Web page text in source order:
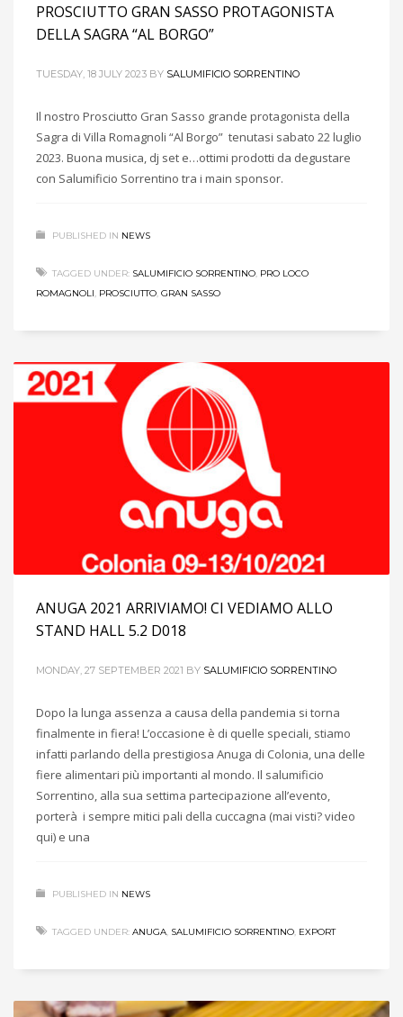
PROSCIUTTO GRAN SASSO PROTAGONISTA
DELLA SAGRA “AL BORGO”
TUESDAY, 18 JULY 2023 BY SALUMIFICIO SORRENTINO
Il nostro Prosciutto Gran Sasso grande protagonista della
Sagra di Villa Romagnoli “Al Borgo” tenutasi sabato 22 luglio
2023. Buona musica, dj set e…ottimi prodotti da degustare
con Salumificio Sorrentino tra i main sponsor.
PUBLISHED IN NEWS
TAGGED UNDER: SALUMIFICIO SORRENTINO, PRO LOCO
ROMAGNOLI, PROSCIUTTO, GRAN SASSO
ANUGA 2021 ARRIVIAMO! CI VEDIAMO ALLO
STAND HALL 5.2 D018
MONDAY, 27 SEPTEMBER 2021 BY SALUMIFICIO SORRENTINO
Dopo la lunga assenza a causa della pandemia si torna
finalmente in fiera! L’occasione è di quelle speciali, stiamo
infatti parlando della prestigiosa Anuga di Colonia, una delle
fiere alimentari più importanti al mondo. Il salumificio
Sorrentino, alla sua settima partecipazione all’evento,
porterà i sempre mitici pali della cuccagna (mai visti? video
qui) e una
PUBLISHED IN NEWS
TAGGED UNDER: ANUGA, SALUMIFICIO SORRENTINO, EXPORT